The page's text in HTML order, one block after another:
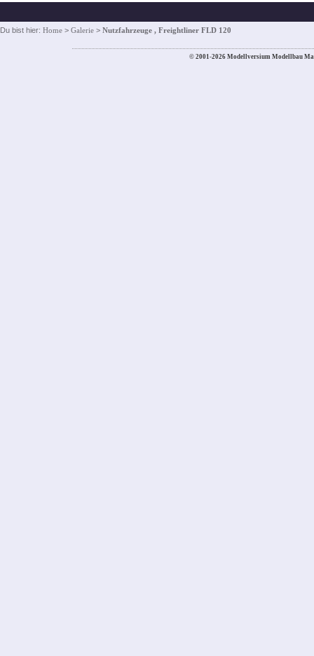
Du bist hier: Home > Galerie > Nutzfahrzeuge , Freightliner FLD 120
© 2001-2026 Modellversium Modellbau